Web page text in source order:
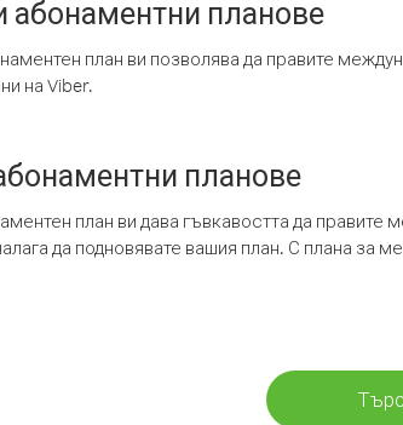
абонаментни планове
план ви позволява да правите
на Viber.
планове
план ви дава гъвкавостта да
да подновявате вашия план. С плана